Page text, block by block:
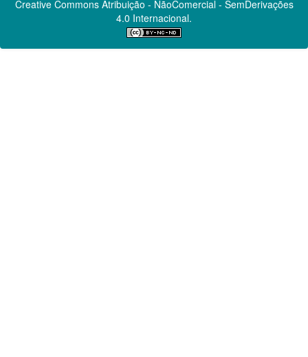
Creative CommonsAtribuição - NãoComercial - SemDerivações
4.0 Internacional.